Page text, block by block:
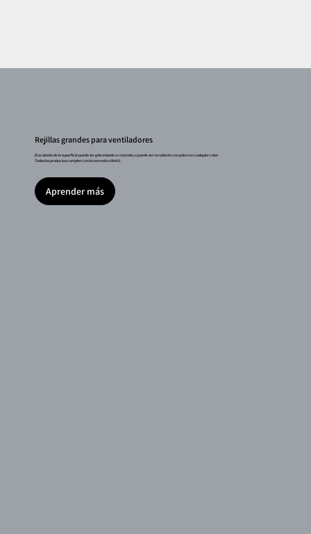
Rejillas grandes para ventiladores
El acabado de la superficie puede ser galvanizado o cromado, o puede ser recubierto con polvo en cualquier color.
Todos los productos cumplen con la normativa RoHS.
Aprender más